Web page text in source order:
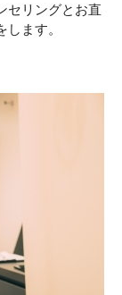
セリングとお直
ます。